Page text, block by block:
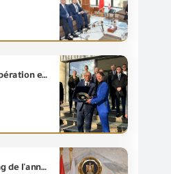
L'ingénieur/ Essam El-Naggar est en visite officielle à l'Agence allemande pour le Contrôle des exportations visant à renforcer la coopération et échanger les expériences .
Le Ministère de l'Investissement et du Commerce extérieur: la (GOEIC)poursuit le travail à pleine capacité opérationnelle tout au long de l'année, y compris les jours fériés, à l'appui du système de dédouanement dans les ports.